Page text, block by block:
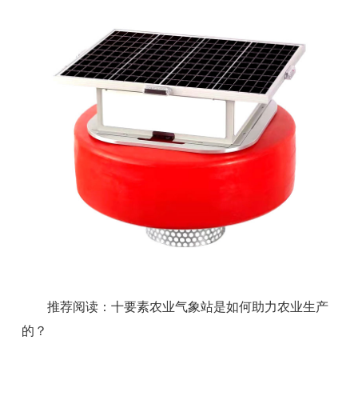
推荐阅读： 十要素农业气象站是如何助力农业生产
的？